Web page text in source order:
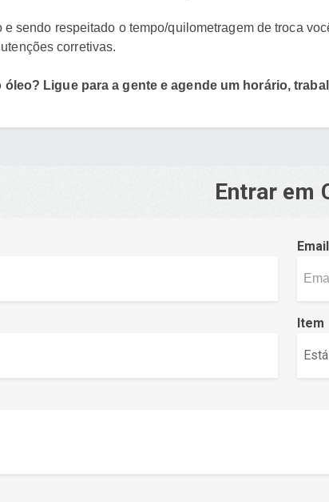
sendo respeitado o tempo/quilometragem de troca
corretivas.
óleo? Ligue para a gente e agende um horário,
Entrar em
Email
Item